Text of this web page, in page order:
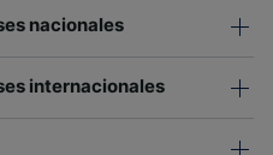
nacionales
internacionales